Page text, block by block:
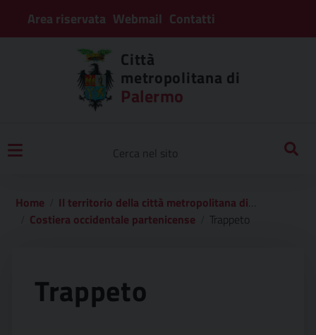
Area riservata Webmail Contatti
Città
metropolitana di
Palermo
Home
Il territorio della città metropolitana di palermo
Costiera occidentale partenicense
Trappeto
Trappeto